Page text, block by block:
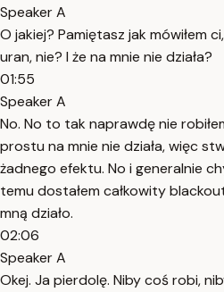
Speaker A
O jakiej? Pamiętasz jak mówiłem
uran, nie? I że na mnie nie działa?
01:55
Speaker A
No. No to tak naprawdę nie
prostu na mnie nie działa, więc
żadnego efektu. No i generalnie
temu dostałem całkowity
mną działo.
02:06
Speaker A
Okej. Ja pierdolę. Niby coś robi,